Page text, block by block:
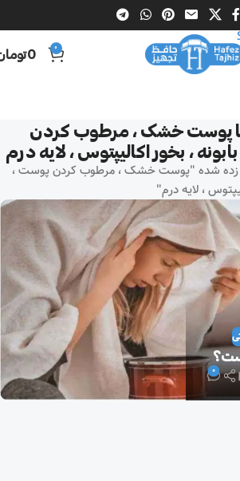
0
0
پوست خشک ، مرطوب کردن
، بخور اکالیپتوس ، لایه درم
شده "پوست خشک ، مرطوب کردن پوست ،
، لایه درم"
0